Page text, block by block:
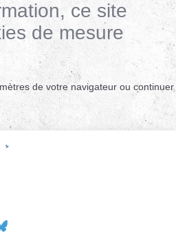
ce site
de mesure
de votre navigateur ou continuer